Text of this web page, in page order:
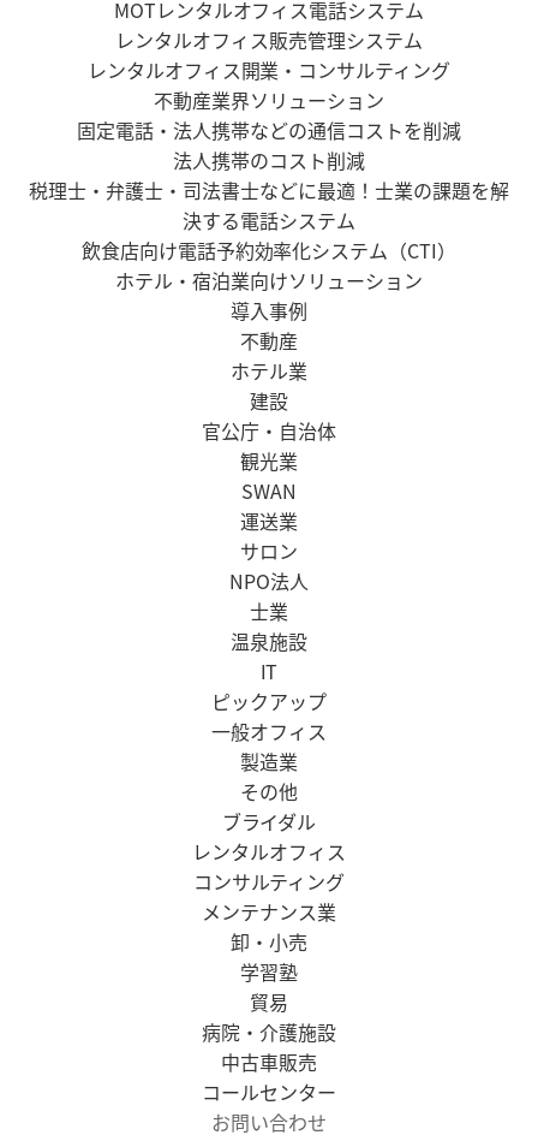
MOTレンタルオフィス電話システム
レンタルオフィス販売管理システム
レンタルオフィス開業・コンサルティング
不動産業界ソリューション
固定電話・法人携帯などの通信コストを削減
法人携帯のコスト削減
税理士・弁護士・司法書士などに最適！士業の課題を解
決する電話システム
飲食店向け電話予約効率化システム（CTI）
ホテル・宿泊業向けソリューション
導入事例
不動産
ホテル業
建設
官公庁・自治体
観光業
SWAN
運送業
サロン
NPO法人
士業
温泉施設
IT
ピックアップ
一般オフィス
製造業
その他
ブライダル
レンタルオフィス
コンサルティング
メンテナンス業
卸・小売
学習塾
貿易
病院・介護施設
中古車販売
コールセンター
お問い合わせ